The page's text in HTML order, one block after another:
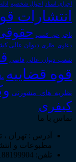
اجرای اسناد احوال شخصیه
انتشارات
تاجر حق_کسب
دعاوی_طاری دیوان عالی
شعب_دیوان_عالی قاضی
قوه قضاییه
نظریه_های_مشورتی
کیفری
تماس با ما
آدرس : تهران
مطبوعات و
تلفن: 02188199904